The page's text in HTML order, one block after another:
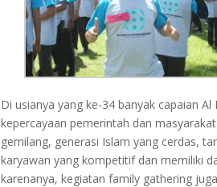
Di usianya yang ke-34 banyak capaian
kepercayaan pemerintah dan
gemilang, generasi Islam yang cerdas,
karyawan yang kompetitif dan memiliki
karenanya, kegiatan family gathering